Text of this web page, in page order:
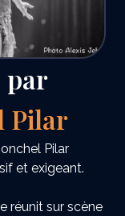
par
Pilar
Pilar
et exigeant.
réunit sur scène